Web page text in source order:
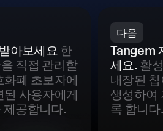
아보세요 한
직접 관리할
폐 초보자에
사용자에게
제공합니다.
다음
Tangem
세요.활
내장된
생성하여
록 합니다.